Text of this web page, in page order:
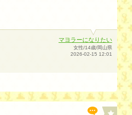
マヨラーになりたい
女性/14歳/岡山県
2026-02-15 12:01